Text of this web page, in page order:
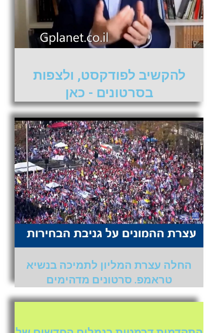
להקשיב לפודקסט, ולצפות
בסרטונים - כאן
החלה עצרת המליון לתמיכה בנשיא
טראמפ. סרטונים מדהימים